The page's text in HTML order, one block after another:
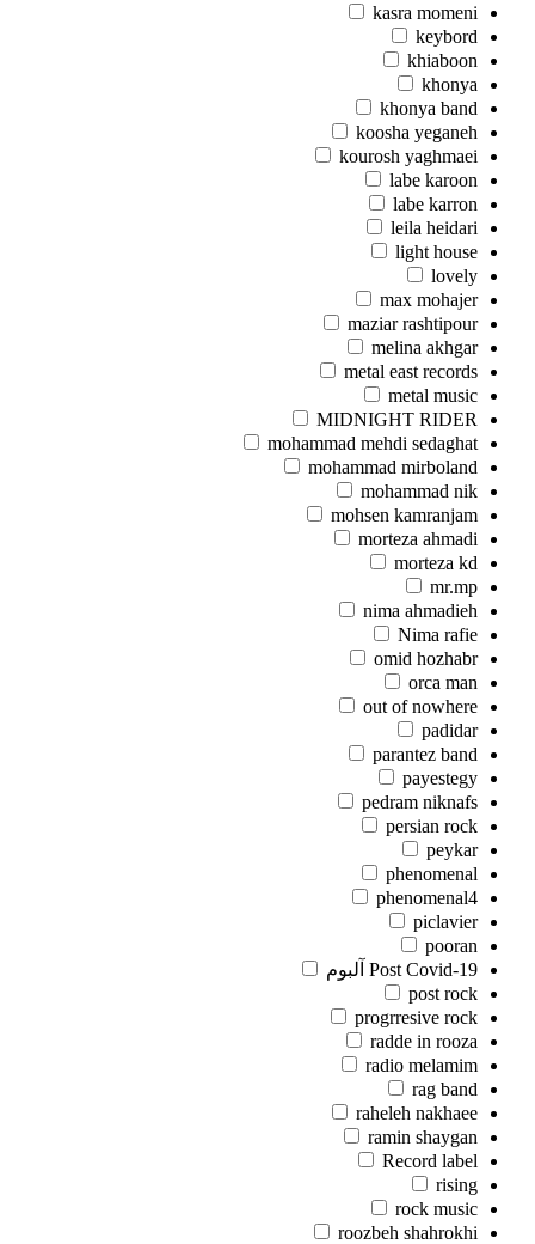
kasra momeni
keybord
khiaboon
khonya
khonya band
koosha yeganeh
kourosh yaghmaei
labe karoon
labe karron
leila heidari
light house
lovely
max mohajer
maziar rashtipour
melina akhgar
metal east records
metal music
MIDNIGHT RIDER
mohammad mehdi sedaghat
mohammad mirboland
mohammad nik
mohsen kamranjam
morteza ahmadi
morteza kd
mr.mp
nima ahmadieh
Nima rafie
omid hozhabr
orca man
out of nowhere
padidar
parantez band
payestegy
pedram niknafs
persian rock
peykar
phenomenal
phenomenal4
piclavier
pooran
Post Covid-19 آلبوم
post rock
progrresive rock
radde in rooza
radio melamim
rag band
raheleh nakhaee
ramin shaygan
Record label
rising
rock music
roozbeh shahrokhi